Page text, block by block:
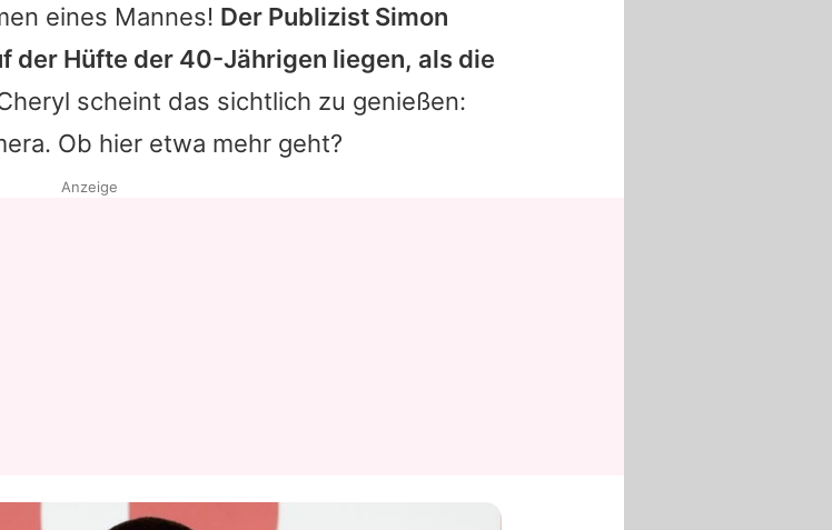
eines Mannes! Der Publizist Simon
der Hüfte der 40-Jährigen liegen, als die
scheint das sichtlich zu genießen:
Ob hier etwa mehr geht?
Anzeige